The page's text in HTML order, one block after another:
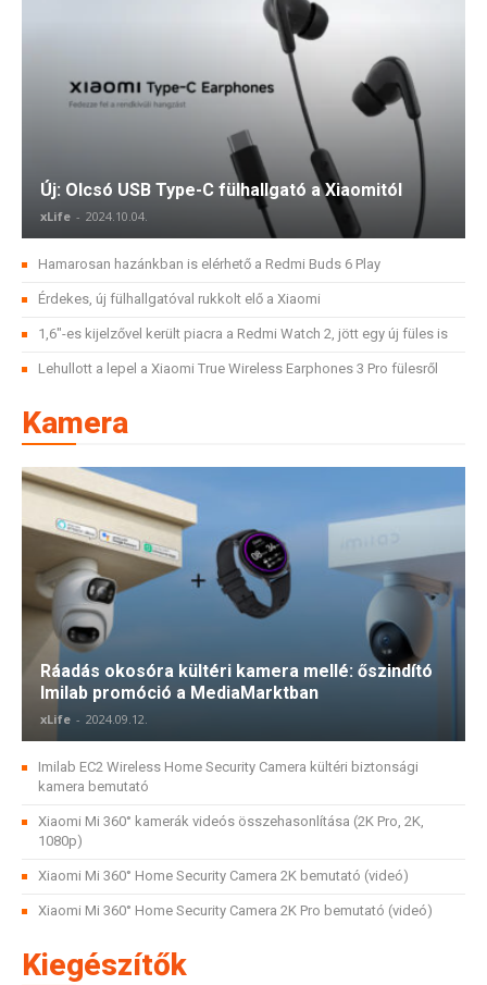
Új: Olcsó USB Type-C fülhallgató a Xiaomitól
xLife - 2024.10.04.
Hamarosan hazánkban is elérhető a Redmi Buds 6 Play
Érdekes, új fülhallgatóval rukkolt elő a Xiaomi
1,6″-es kijelzővel került piacra a Redmi Watch 2, jött egy új füles is
Lehullott a lepel a Xiaomi True Wireless Earphones 3 Pro fülesről
Kamera
Ráadás okosóra kültéri kamera mellé: őszindító
Imilab promóció a MediaMarktban
xLife - 2024.09.12.
Imilab EC2 Wireless Home Security Camera kültéri biztonsági
kamera bemutató
Xiaomi Mi 360° kamerák videós összehasonlítása (2K Pro, 2K,
1080p)
Xiaomi Mi 360° Home Security Camera 2K bemutató (videó)
Xiaomi Mi 360° Home Security Camera 2K Pro bemutató (videó)
Kiegészítők